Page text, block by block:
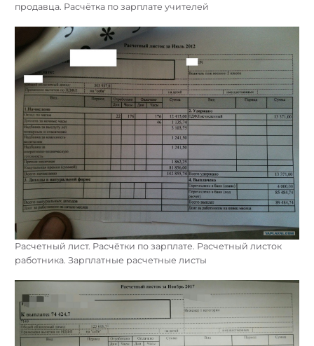
продавца. Расчётка по зарплате учителей
Расчетный лист. Расчётки по зарплате. Расчетный листок
работника. Зарплатные расчетные листы